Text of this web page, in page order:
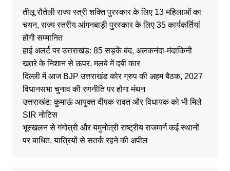
तीलू रौतेली राज्य स्त्री शक्ति पुरस्कार के लिए 13 महिलाओं का
चयन, राज्य स्तरीय आंगनबाड़ी पुरस्कार के लिए 35 कार्यकर्तियां
होंगी सम्मानित
हाई अलर्ट पर उत्तराखंड: 85 सड़कें बंद, अलकनंदा-मंदाकिनी
खतरे के निशान से ऊपर, मलबे में दबी कार
दिल्ली में आज BJP उत्तराखंड कोर ग्रुप की अहम बैठक, 2027
विधानसभा चुनाव की रणनीति पर होगा मंथन
उत्तराखंड: कुमाऊं आयुक्त दीपक रावत और विधायक को भी मिले
SIR नोटिस
भूस्खलन से गंगोत्री और यमुनोत्री राष्ट्रीय राजमार्ग कई स्थानों
पर बाधित, यात्रियों से सतर्क रहने की अपील